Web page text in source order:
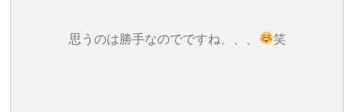
思うのは勝手なのでですね、、、 笑